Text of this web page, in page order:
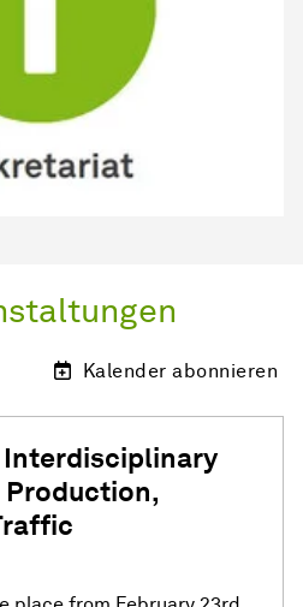
Kalender abonnieren
Interdisciplinary
Production,